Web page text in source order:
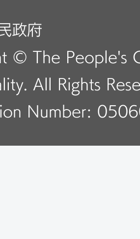
政府
© The People's
All Rights
Number: